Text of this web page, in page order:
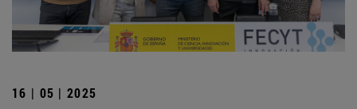
16 | 05 | 2025